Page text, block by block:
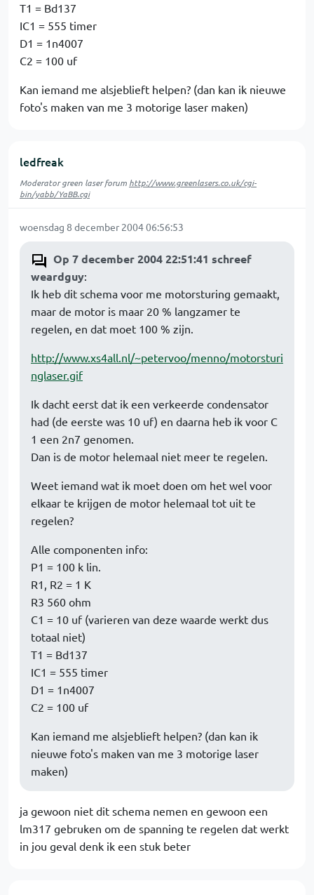
T1 = Bd137
IC1 = 555 timer
D1 = 1n4007
C2 = 100 uf
Kan iemand me alsjeblieft helpen? (dan kan ik nieuwe
foto's maken van me 3 motorige laser maken)
ledfreak
Moderator green laser forum http://www.greenlasers.co.uk/cgi-
bin/yabb/YaBB.cgi
woensdag 8 december 2004 06:56:53
Op 7 december 2004 22:51:41 schreef
weardguy:
Ik heb dit schema voor me motorsturing gemaakt,
maar de motor is maar 20 % langzamer te
regelen, en dat moet 100 % zijn.
http://www.xs4all.nl/~petervoo/menno/motorsturi
nglaser.gif
Ik dacht eerst dat ik een verkeerde condensator
had (de eerste was 10 uf) en daarna heb ik voor C
1 een 2n7 genomen.
Dan is de motor helemaal niet meer te regelen.
Weet iemand wat ik moet doen om het wel voor
elkaar te krijgen de motor helemaal tot uit te
regelen?
Alle componenten info:
P1 = 100 k lin.
R1, R2 = 1 K
R3 560 ohm
C1 = 10 uf (varieren van deze waarde werkt dus
totaal niet)
T1 = Bd137
IC1 = 555 timer
D1 = 1n4007
C2 = 100 uf
Kan iemand me alsjeblieft helpen? (dan kan ik
nieuwe foto's maken van me 3 motorige laser
maken)
ja gewoon niet dit schema nemen en gewoon een
lm317 gebruken om de spanning te regelen dat werkt
in jou geval denk ik een stuk beter